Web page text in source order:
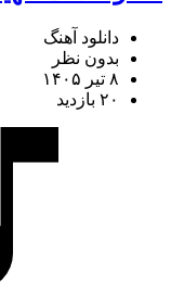
دانلود آهنگ
بدون نظر
۸ تیر ۱۴۰۵
۲۰ بازدید